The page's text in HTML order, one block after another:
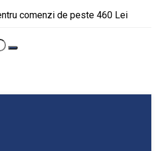
comenzi de peste 460 Lei